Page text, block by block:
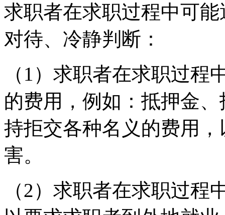
求职者在求职过程中可
对待、冷静判断：
（1）求职者在求职过
的费用，例如：抵押金
持拒交各种名义的费用
害。
（2）求职者在求职过